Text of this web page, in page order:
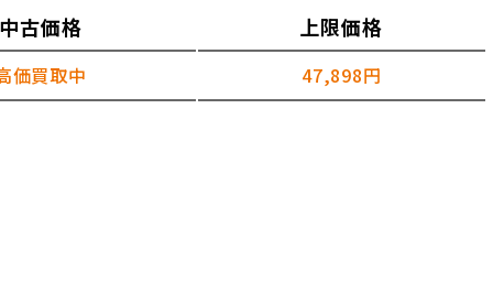
古価格 上限価格
価買取中 47,898円